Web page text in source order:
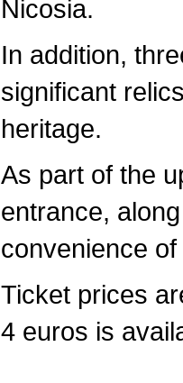
Nicosia.
In addition,
significant
heritage.
As part of the
entrance,
convenience
Ticket prices
4 euros is